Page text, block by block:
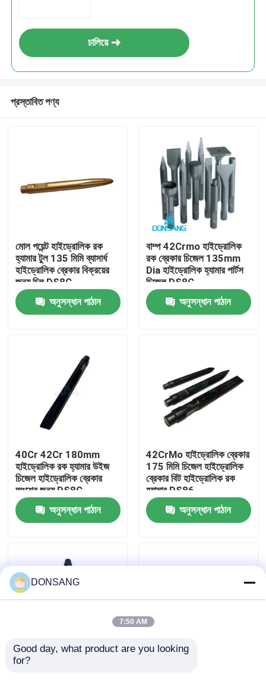
VR প্রদর্শন
আমাদের সম্পর্কে
কারখানা ভ্রমণ
যোগাযোগ করুন
হাইড্রোলিক রক ব্রেকার
চালিয়ে
প্রস্তাবিত পণ্য
মোল পয়েন্ট হাইড্রোলিক রক
হ্যামার টুল 135 মিমি ব্যাসার্ধ
হাইড্রোলিক ব্রেকার বিক্রয়ের
জন্য চিল DS8C
অনুসন্ধান পাঠান
বাম্প 42Crmo হাইড্রোলিক
রক ব্রেকার চিজেল 135mm
Dia হাইড্রোলিক হ্যামার পার্টস
চিজেল DS8C
অনুসন্ধান পাঠান
40Cr 42Cr 180mm
হাইড্রোলিক রক হ্যামার উইজ
চিজেল হাইড্রোলিক ব্রেকার
অংশের জন্য DS8C
অনুসন্ধান পাঠান
42CrMo হাইড্রোলিক ব্রেকার
175 মিমি চিজেল হাইড্রোলিক
ব্রেকার বিট হাইড্রোলিক রক
হ্যামার DS86
অনুসন্ধান পাঠান
165 মিমি হাইড্রোলিক ব্রেকার
DONSANG
7:50 AM
Good day, what product are you looking
for?